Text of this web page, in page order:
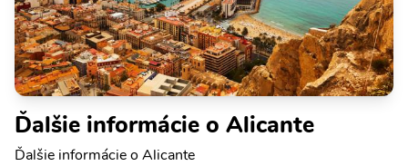
Ďalšie informácie o Alicante
Ďalšie informácie o Alicante